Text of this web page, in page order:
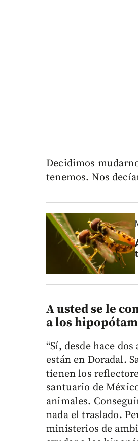
Decidimos
tenemos. Nos
A usted se le
a los
“Sí, desde hace
están en Doradal.
tienen los
santuario de
animales.
nada el traslado.
ministerios de